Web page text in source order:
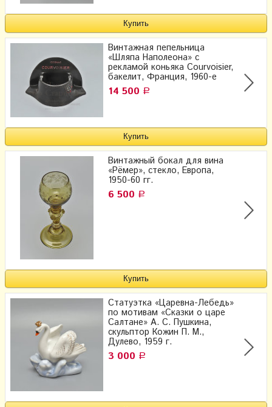
Винтажная пепельница
«Шляпа Наполеона» с
рекламой коньяка Courvoisier,
бакелит, Франция, 1960-е
14 500 Р
Винтажный бокал для вина
«Рёмер», стекло, Европа,
1950-60 гг.
6 500 Р
Статуэтка «Царевна-Лебедь»
по мотивам «Сказки о царе
Салтане» А. С. Пушкина,
скульптор Кожин П. М.,
Дулево, 1959 г.
3 000 Р